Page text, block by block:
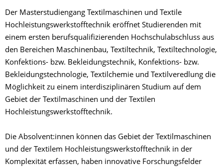
Der Masterstudiengang Textilmaschinen und Textile
Hochleistungswerkstofftechnik eröffnet Studierenden mit
einem ersten berufsqualifizierenden Hochschulabschluss aus
den Bereichen Maschinenbau, Textiltechnik, Textiltechnologie,
Konfektions- bzw. Bekleidungstechnik, Konfektions- bzw.
Bekleidungstechnologie, Textilchemie und Textilveredlung die
Möglichkeit zu einem interdisziplinären Studium auf dem
Gebiet der Textilmaschinen und der Textilen
Hochleistungswerkstofftechnik.
Die Absolvent:innen können das Gebiet der Textilmaschinen
und der Textilem Hochleistungswerkstofftechnik in der
Komplexität erfassen, haben innovative Forschungsfelder